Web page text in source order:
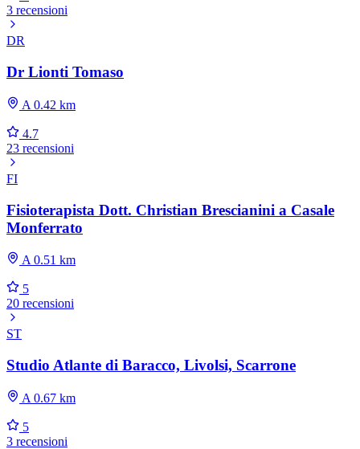
3 recensioni
DR
Dr Lionti Tomaso
A 0.42 km
4.7
23 recensioni
FI
Fisioterapista Dott. Christian Brescianini a Casale
Monferrato
A 0.51 km
5
20 recensioni
ST
Studio Atlante di Baracco, Livolsi, Scarrone
A 0.67 km
5
3 recensioni